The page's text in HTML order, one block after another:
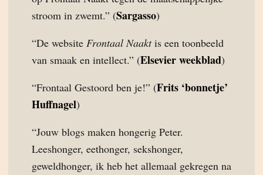
stroom in zwemt.” (Sargasso)
“De website Frontaal Naaktis een toonbeeld
van smaak en intellect.” (Elsevier weekblad)
“Frontaal Gestoord ben je!” (Frits ‘bonnetje’
Huffnagel)
“Jouw blogs maken hongerig Peter.
Leeshonger, eethonger, sekshonger,
geweldhonger, ik heb het allemaal gekregen na